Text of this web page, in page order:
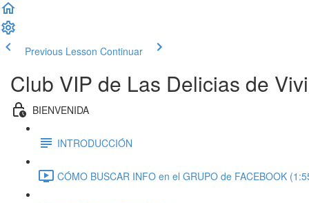
Previous Lesson Continuar
Club VIP de Las Delicias de
BIENVENIDA
INTRODUCCIÓN
CÓMO BUSCAR INFO en el GRUPO de FACEBOOK